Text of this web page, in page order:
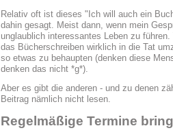
Relativ oft ist dieses "Ich will auch ein
dahin gesagt. Meist dann, wenn mein
unglaublich interessantes Leben zu
das Bücherschreiben wirklich in die Tat
so etwas zu behaupten (denken diese
denken das nicht *g*).
Aber es gibt die anderen - und zu denen
Beitrag nämlich nicht lesen.
Regelmäßige Termine